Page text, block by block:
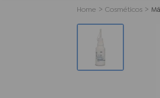
Cosméticos